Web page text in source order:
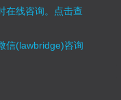
线咨询。 点击查
信(lawbridge)咨询